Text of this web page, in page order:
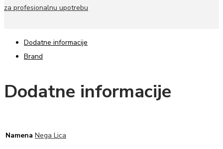
za profesionalnu upotrebu
Dodatne informacije
Brand
Dodatne informacije
Namena Nega Lica